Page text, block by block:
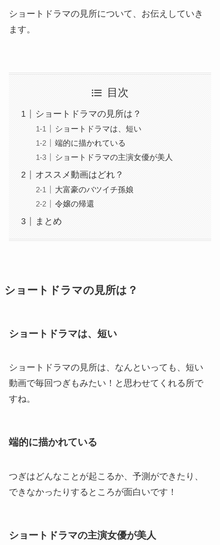
ショートドラマの見所について、お伝えしていき
ます。
目次
ショートドラマの見所は？
ショートドラマは、短い
端的に描かれている
ショートドラマの主演女優が美人
オススメ動画はどれ？
大富豪のバツイチ孫娘
令嬢の帰還
まとめ
ショートドラマの見所は？
ショートドラマは、短い
ショートドラマの見所は、なんといっても、短い
動画で毎回つぎもみたい！と思わせてくれる所で
すね。
端的に描かれている
つぎはどんなことが起こるか、予測ができたり、
できなかったりするところが面白いです！
ショートドラマの主演女優が美人